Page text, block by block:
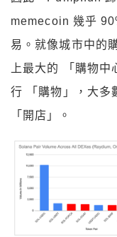
memecoin 幾乎
易。就像城市中的
上最大的 「購物
行 「購物」，大多
「開店」。